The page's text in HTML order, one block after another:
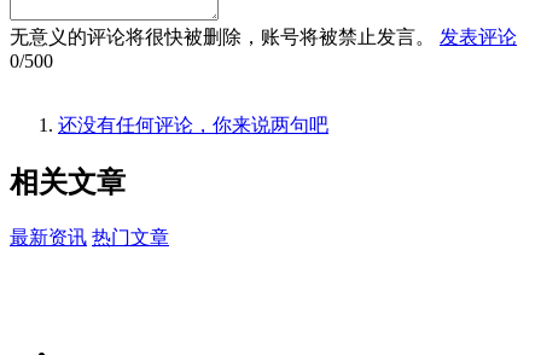
无意义的评论将很快被删除，账号将被禁止发言。
发表评论
0/500
还没有任何评论，你来说两句吧
相关文章
最新资讯 热门文章